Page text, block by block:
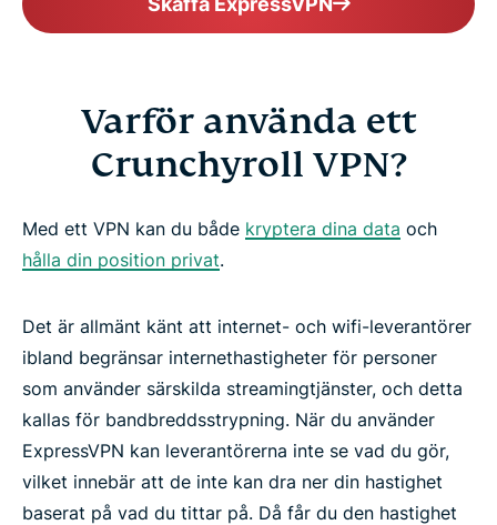
Varför använda ett
Crunchyroll VPN?
Med ett VPN kan du både kryptera dina data och
hålla din position privat.
Det är allmänt känt att internet- och wifi-leverantörer
ibland begränsar internethastigheter för personer
som använder särskilda streamingtjänster, och detta
kallas för bandbreddsstrypning. När du använder
ExpressVPN kan leverantörerna inte se vad du gör,
vilket innebär att de inte kan dra ner din hastighet
baserat på vad du tittar på. Då får du den hastighet